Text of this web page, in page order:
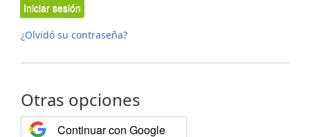
Iniciar sesión
¿Olvidó su contraseña?
Otras opciones
Continuar con Google